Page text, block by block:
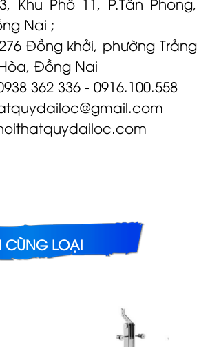
Nai ;
Đồng khởi, phường Trảng
Đồng Nai
362 336 - 0916.100.558
CÙNG LOẠI